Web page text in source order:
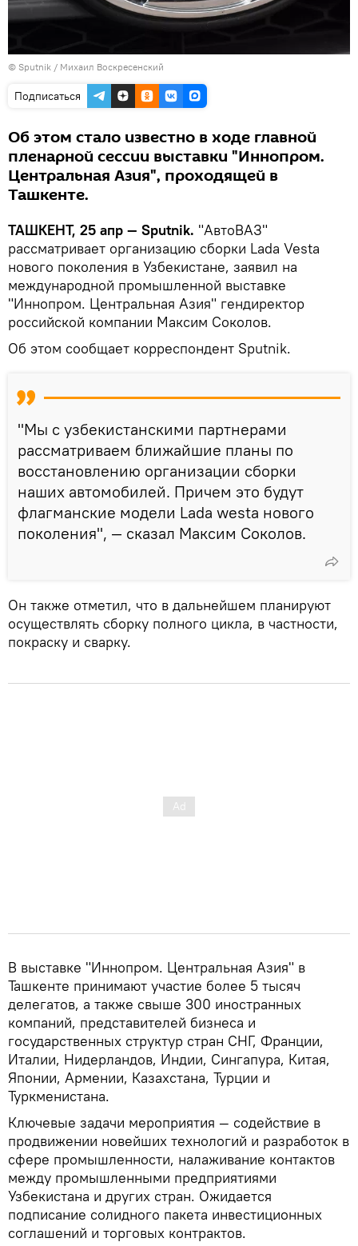
© Sputnik / Михаил Воскресенский
Подписаться
Об этом стало известно в ходе главной
пленарной сессии выставки "Иннопром.
Центральная Азия", проходящей в
Ташкенте.
ТАШКЕНТ, 25 апр — Sputnik. "АвтоВАЗ"
рассматривает организацию сборки Lada Vesta
нового поколения в Узбекистане, заявил на
международной промышленной выставке
"Иннопром. Центральная Азия" гендиректор
российской компании Максим Соколов.
Об этом сообщает корреспондент Sputnik.
"Мы с узбекистанскими партнерами
рассматриваем ближайшие планы по
восстановлению организации сборки
наших автомобилей. Причем это будут
флагманские модели Lada westa нового
поколения", — сказал Максим Соколов.
Он также отметил, что в дальнейшем планируют
осуществлять сборку полного цикла, в частности,
покраску и сварку.
В выставке "Иннопром. Центральная Азия" в
Ташкенте принимают участие более 5 тысяч
делегатов, а также свыше 300 иностранных
компаний, представителей бизнеса и
государственных структур стран СНГ, Франции,
Италии, Нидерландов, Индии, Сингапура, Китая,
Японии, Армении, Казахстана, Турции и
Туркменистана.
Ключевые задачи мероприятия — содействие в
продвижении новейших технологий и разработок в
сфере промышленности, налаживание контактов
между промышленными предприятиями
Узбекистана и других стран. Ожидается
подписание солидного пакета инвестиционных
соглашений и торговых контрактов.